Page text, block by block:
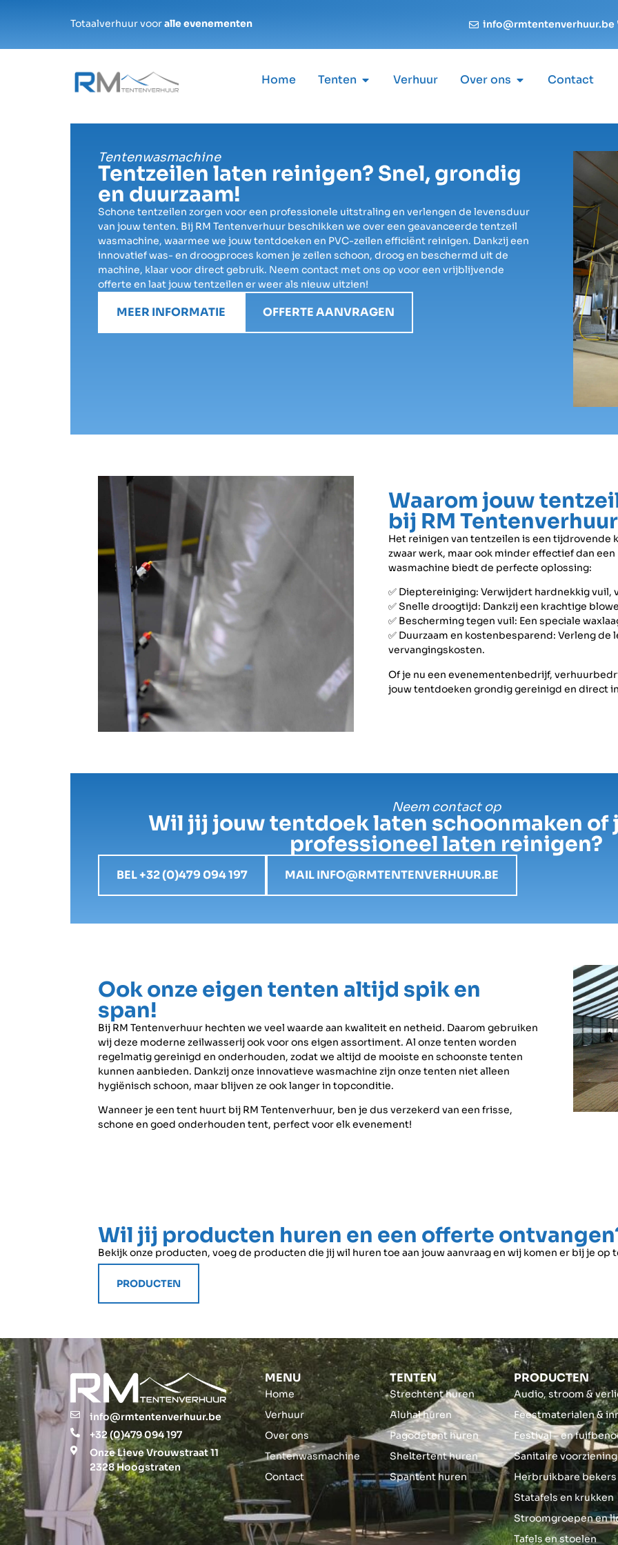
Totaalverhuur vooralle evenementen info@rmtentenverhuur.be
Home Tenten Verhuur Over ons Contact
Tentenwasmachine
Tentzeilen laten reinigen? Snel, grondig
en duurzaam!
Schone tentzeilen zorgen voor een professionele uitstraling en verlengen de levensduur
van jouw tenten. Bij RM Tentenverhuur beschikken we over een geavanceerde tentzeil
wasmachine, waarmee we jouw tentdoeken en PVC-zeilen efficiënt reinigen. Dankzij een
innovatief was- en droogproces komen je zeilen schoon, droog en beschermd uit de
machine, klaar voor direct gebruik. Neem contact met ons op voor een vrijblijvende
offerte en laat jouw tentzeilen er weer als nieuw uitzien!
MEER INFORMATIE OFFERTE AANVRAGEN
Waarom jouw
bij RM
Het reinigen van tentzeilen is een tijdrovende
zwaar werk, maar ook minder effectief dan
wasmachine biedt de perfecte oplossing:
✅ Dieptereiniging: Verwijdert hardnekkig vuil,
✅ Snelle droogtijd: Dankzij een krachtige
✅ Bescherming tegen vuil: Een speciale
✅ Duurzaam en kostenbesparend: Verleng
vervangingskosten.
Of je nu een evenementenbedrijf,
jouw tentdoeken grondig gereinigd en direct
Neem contact op
Wil jij jouw tentdoek laten schoonmaken of
professioneel laten reinigen?
BEL +32 (0)479 094 197 MAIL INFO@RMTENTENVERHUUR.BE
Ook onze eigen tenten altijd spik en
span!
Bij RM Tentenverhuur hechten we veel waarde aan kwaliteit en netheid. Daarom gebruiken
wij deze moderne zeilwasserij ook voor ons eigen assortiment. Al onze tenten worden
regelmatig gereinigd en onderhouden, zodat we altijd de mooiste en schoonste tenten
kunnen aanbieden. Dankzij onze innovatieve wasmachine zijn onze tenten niet alleen
hygiënisch schoon, maar blijven ze ook langer in topconditie.
Wanneer je een tent huurt bij RM Tentenverhuur, ben je dus verzekerd van een frisse,
schone en goed onderhouden tent, perfect voor elk evenement!
Wil jij producten huren en een offerte
Bekijk onze producten, voeg de producten die jij wil huren toe aan jouw aanvraag en wij komen er bij je op
PRODUCTEN
info@rmtentenverhuur.be
+32 (0)479 094 197
Onze Lieve Vrouwstraat 11
2328 Hoogstraten
MENU
Home
Verhuur
Over ons
Tentenwasmachine
Contact
TENTEN
Strechtent huren
Aluhal huren
Pagodetent huren
Sheltertent huren
Spantent huren
PRODUCTEN
Audio, stroom &
Feestmaterialen &
Festival – en
Sanitaire
Herbruikbare bekers
Statafels en krukken
Stroomgroepen en
Tafels en stoelen